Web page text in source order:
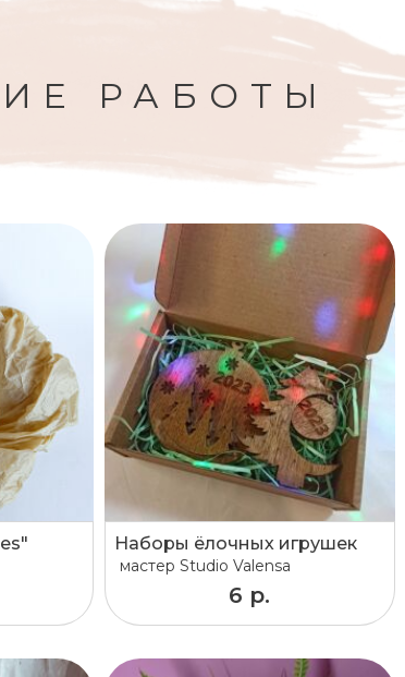
РАБОТЫ
Наборы ёлочных игрушек
мастер Studio Valensa
6 р.